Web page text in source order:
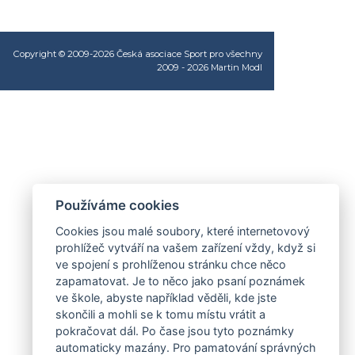
Copyright © 2009-2026 Česká asociace Sport pro všechny
2009 - 2026 Martin Modl
Používáme cookies
Cookies jsou malé soubory, které internetovový
prohlížeč vytváří na vašem zařízení vždy, když si
ve spojení s prohlíženou stránku chce něco
zapamatovat. Je to něco jako psaní poznámek
ve škole, abyste například věděli, kde jste
skončili a mohli se k tomu místu vrátit a
pokračovat dál. Po čase jsou tyto poznámky
automaticky mazány. Pro pamatování správných